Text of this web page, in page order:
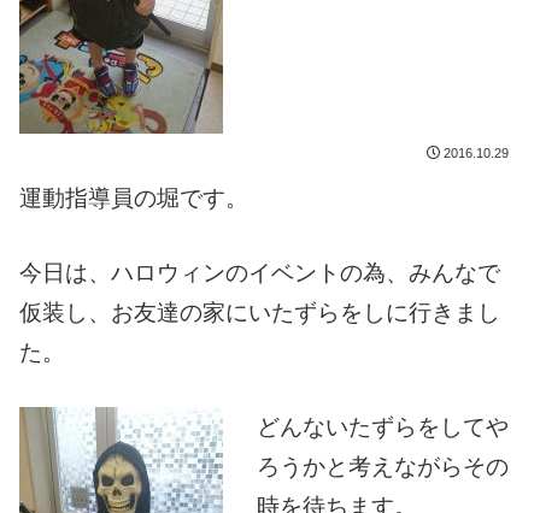
2016.10.29
運動指導員の堀です。
今日は、ハロウィンのイベントの為、みんなで
仮装し、お友達の家にいたずらをしに行きまし
た。
どんないたずらをしてや
ろうかと考えながらその
時を待ちます。